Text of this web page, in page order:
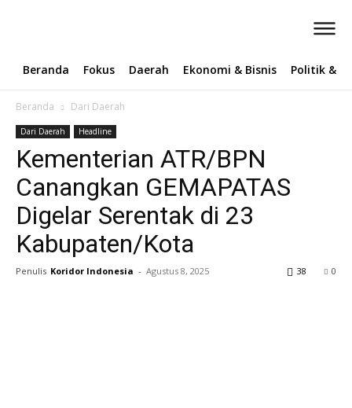
Beranda Fokus Daerah Ekonomi & Bisnis Politik &
Beranda Dari Daerah
Dari Daerah Headline
Kementerian ATR/BPN
Canangkan GEMAPATAS
Digelar Serentak di 23
Kabupaten/Kota
Penulis Koridor Indonesia - Agustus 8, 2025 0
38